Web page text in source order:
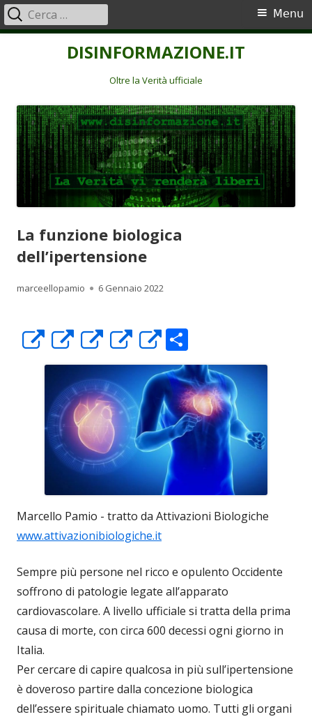
DISINFORMAZIONE.IT
Oltre la Verità ufficiale
Menu
principale
Menu
Ricerca
per:
La funzione biologica
dell’ipertensione
Autore
marceellopamio Pubblicato
6 Gennaio 2022
Apre
in
una
nuova
finestra
Apre
in
una
nuova
finestra
Apre
in
una
nuova
finestra
Apre
in
una
nuova
finestra
Apre
in
una
nuova
finestra
o
n
di
vi
di
Marcello Pamio - tratto da Attivazioni Biologiche
www.attivazionibiologiche.it
Sempre più persone nel ricco e opulento Occidente
soffrono di patologie legate all’apparato
cardiovascolare. A livello ufficiale si tratta della prima
causa di morte, con circa 600 decessi ogni giorno in
Italia.
Per cercare di capire qualcosa in più sull’ipertensione
è doveroso partire dalla concezione biologica
dell’essere spirituale chiamato uomo. Tutti gli organi